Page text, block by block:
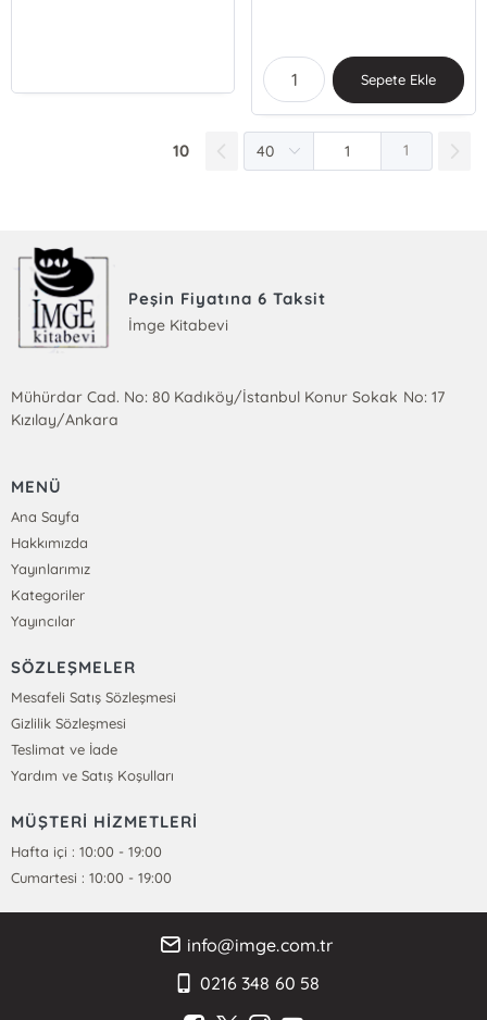
Sepete Ekle
10 1
Peşin Fiyatına 6 Taksit
İmge Kitabevi
Mühürdar Cad. No: 80 Kadıköy/İstanbul Konur Sokak No: 17
Kızılay/Ankara
MENÜ
Ana Sayfa
Hakkımızda
Yayınlarımız
Kategoriler
Yayıncılar
SÖZLEŞMELER
Mesafeli Satış Sözleşmesi
Gizlilik Sözleşmesi
Teslimat ve İade
Yardım ve Satış Koşulları
MÜŞTERİ HİZMETLERİ
Hafta içi : 10:00 - 19:00
Cumartesi : 10:00 - 19:00
info@imge.com.tr
0216 348 60 58